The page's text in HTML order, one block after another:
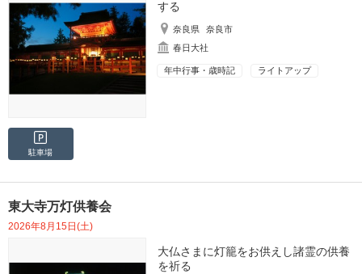
する
奈良県
奈良市
春日大社
年中行事・歳時記 ライトアップ
駐車場
東大寺万灯供養会
2026年8月15日(土)
大仏さまに灯籠をお供えし諸霊の供養
を祈る